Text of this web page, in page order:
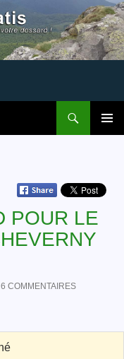
POUR LE
6 COMMENTAIRES